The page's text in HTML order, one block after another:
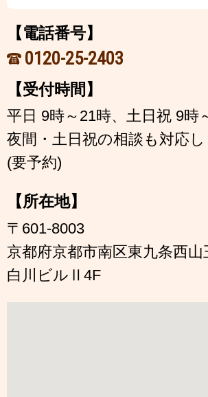
【電話番号】
0120-25-2403
【受付時間】
平日 9時～21時、土日祝 9時
夜間・土日祝の相談も対応
(要予約)
【所在地】
〒601-8003
京都府京都市南区東九条西山
白川ビルⅡ4F